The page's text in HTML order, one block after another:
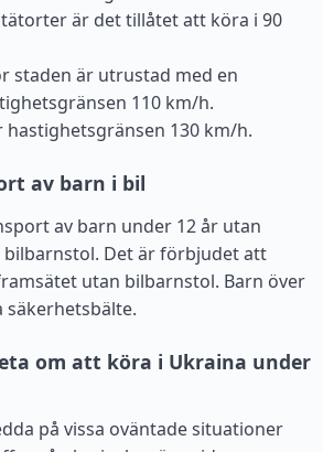
är det tillåtet att köra i 90
staden är utrustad med en
110 km/h.
hastighetsgränsen 130 km/h.
av barn i bil
av barn under 12 år utan
Det är förbjudet att
utan bilbarnstol. Barn över
säkerhetsbälte.
om att köra i Ukraina under
på vissa oväntade situationer